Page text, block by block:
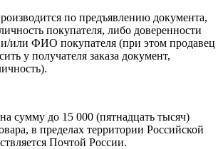
по предъявлению документа,
покупателя, либо доверенности
и/или ФИО покупателя (при этом продавец
у получателя заказа документ,
сумму до 15 000 (пятнадцать тысяч)
в пределах территории Российской
Почтой России.